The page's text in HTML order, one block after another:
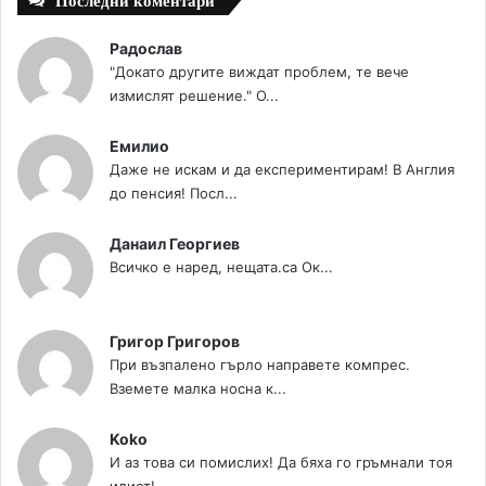
Радослав
"Докато другите виждат проблем, те вече
измислят решение." О...
Емилио
Даже не искам и да експериментирам! В Англия
до пенсия! Посл...
Данаил Георгиев
Всичко е наред, нещата.са Ок...
Григор Григоров
При възпалено гърло направете компрес.
Вземете малка носна к...
Koko
И аз това си помислих! Да бяха го гръмнали тоя